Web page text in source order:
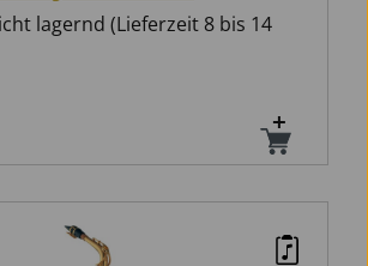
lagernd (Lieferzeit 8 bis 14